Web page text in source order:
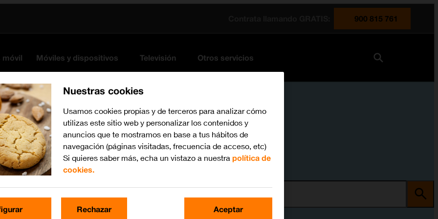
900 815 761
móvil Móviles y dispositivos Televisión Otros servicios
Nuestras cookies
Usamos cookies propias y de terceros para analizar cómo
utilizas este sitio web y personalizar los contenidos y
anuncios que te mostramos en base a tus hábitos de
navegación (páginas visitadas, frecuencia de acceso, etc)
Si quieres saber más, echa un vistazo a nuestra política de
cookies.
Rechazar Aceptar